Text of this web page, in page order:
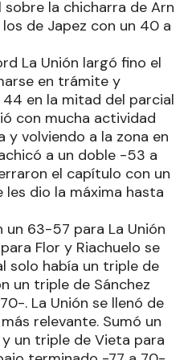
la chicharra de Arn
de Japez con un 40 a
La Unión largó fino el
en trámite y
en la mitad del parcial
con mucha actividad
y volviendo a la zona en
a un doble -53 a
el capítulo con un
dio la máxima hasta
un 63-57 para La Unión
Flor y Riachuelo se
solo había un triple de
un triple de Sánchez
. La Unión se llenó de
relevante. Sumó un
un triple de Vieta para